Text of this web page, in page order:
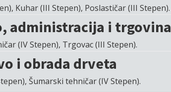
Kuhar (III Stepen), Poslastičar (III Stepen).
administracija i trgovina
(IV Stepen), Trgovac (III Stepen).
i obrada drveta
Šumarski tehničar (IV Stepen).